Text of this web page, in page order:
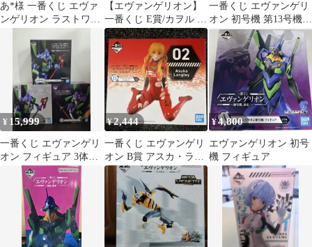
あ*様 一番くじ エヴァ
ンゲリオン ラストワン
賞 式波・アスカ・ラン
グレーQフィ
【エヴァンゲリオン】
一番くじ E賞/カヲル フ
ィギュア
一番くじ エヴァンゲリ
オン 初号機 第13号機
フィギュア A賞 B賞 セ
ット
¥ 15,999
一番くじ エヴァンゲリ
オン フィギュア 3体セ
¥2,444
一番くじ エヴァンゲリ
オン B賞 アスカ・ラン
グレー フィギュア
¥4,800
エヴァンゲリオン 初号
機 フィギュア